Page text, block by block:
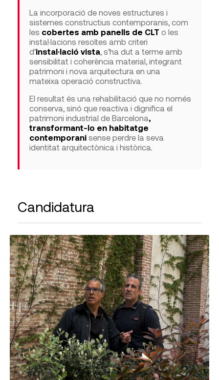
La incorporació de noves estructures i
sistemes constructius contemporanis, com
les cobertes amb panells de CLT o les
instal·lacions resoltes amb criteri
d’instal·lació vista, s’ha dut a terme amb
sensibilitat i coherència material, integrant
patrimoni i nova arquitectura en una
mateixa operació constructiva.
El resultat és una rehabilitació que no només
conserva, sinó que reactiva i dignifica el
patrimoni industrial de Barcelona,
transformant-lo en habitatge
contemporani sense perdre la seva
identitat arquitectònica i històrica.
Candidatura